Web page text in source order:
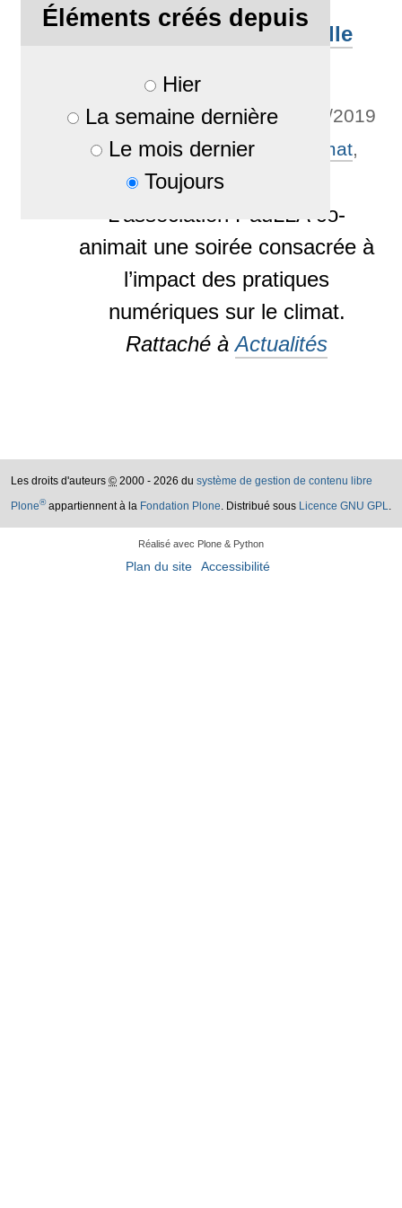
Éléments créés depuis
Hier
La semaine dernière
Le mois dernier
Toujours
Café-Climat : une très belle
soirée
Par mi-cha-el —publié17/06/2019
— Mots-clés associés :
climat,
Conférence
L’association PauLLA co-
animait une soirée consacrée à
l’impact des pratiques
numériques sur le climat.
Rattaché à Actualités
Les droits d'auteurs © 2000 - 2026 du système de gestion de contenu libre
Plone®appartiennent à la Fondation Plone. Distribué sous Licence GNU GPL.
Réalisé avec Plone & Python
Plan du site Accessibilité